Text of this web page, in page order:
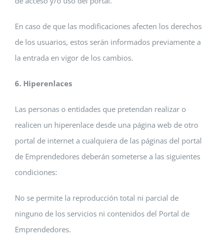
En caso de que las modificaciones afecten los derechos
de los usuarios, estos serán informados previamente a
la entrada en vigor de los cambios.
6. Hiperenlaces
Las personas o entidades que pretendan realizar o
realicen un hiperenlace desde una página web de otro
portal de internet a cualquiera de las páginas del portal
de Emprendedores deberán someterse a las siguientes
condiciones:
No se permite la reproducción total ni parcial de
ninguno de los servicios ni contenidos del Portal de
Emprendedores.